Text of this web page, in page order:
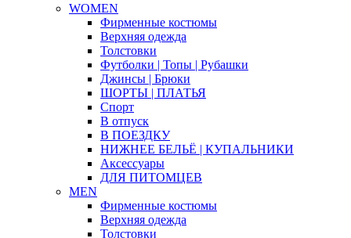
WOMEN
Фирменные костюмы
Верхняя одежда
Толстовки
Футболки | Топы | Рубашки
Джинсы | Брюки
ШОРТЫ | ПЛАТЬЯ
Спорт
В отпуск
В ПОЕЗДКУ
НИЖНЕЕ БЕЛЬЁ | КУПАЛЬНИКИ
Аксессуары
ДЛЯ ПИТОМЦЕВ
MEN
Фирменные костюмы
Верхняя одежда
Толстовки